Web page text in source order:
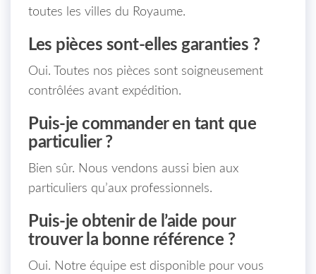
toutes les villes du Royaume.
Les pièces sont-elles garanties ?
Oui. Toutes nos pièces sont soigneusement
contrôlées avant expédition.
Puis-je commander en tant que
particulier ?
Bien sûr. Nous vendons aussi bien aux
particuliers qu’aux professionnels.
Puis-je obtenir de l’aide pour
trouver la bonne référence ?
Oui. Notre équipe est disponible pour vous